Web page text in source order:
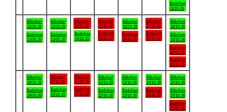
Badviken
11/10-26
Båtviken
12/10-26
Badviken
12/10-26
Båtviken
13/10-26
Badviken
13/10-26
Båtviken
14/10-26
Badviken
14/10-26
Båtviken
15/10-26
Badviken
15/10-26
Båtviken
16/10-26
Badviken
16/10-26
Båtviken
17/10-26
Badviken
17/10-26
Båtviken
18/10-26
Båtviken
18/10-26
Badviken
18/10-26
Badviken
18/10-26
Båtviken
19/10-26
Badviken
19/10-26
Båtviken
20/10-26
Badviken
20/10-26
Båtviken
21/10-26
Badviken
21/10-26
Båtviken
22/10-26
Badviken
22/10-26
Båtviken
23/10-26
Badviken
23/10-26
Båtviken
24/10-26
Badviken
24/10-26
Båtviken
25/10-26
Båtviken
25/10-26
Badviken
25/10-26